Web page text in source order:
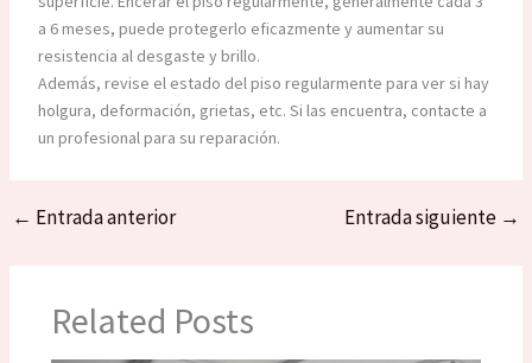
a 6 meses, puede protegerlo eficazmente y aumentar su
resistencia al desgaste y brillo.
Además, revise el estado del piso regularmente para ver si hay
holgura, deformación, grietas, etc. Si las encuentra, contacte a
un profesional para su reparación.
← Entrada anterior Entrada siguiente →
Related Posts